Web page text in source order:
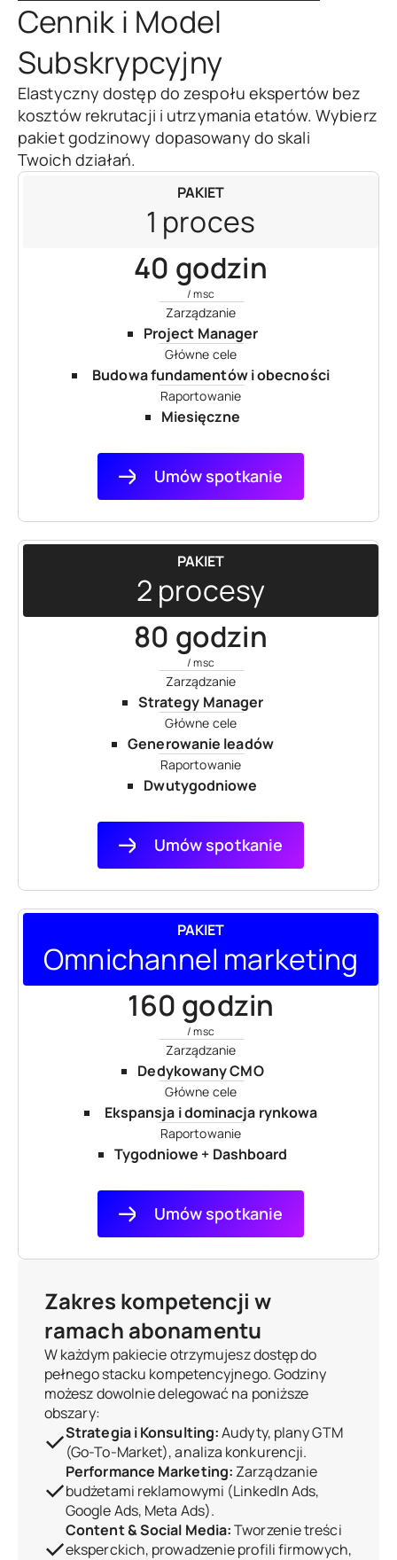
Cennik i Model
Subskrypcyjny
Elastyczny dostęp do zespołu ekspertów bez
kosztów rekrutacji i utrzymania etatów. Wybierz
pakiet godzinowy dopasowany do skali
Twoich działań.
PAKIET
1 proces
40 godzin
/ msc
Zarządzanie
Project Manager
Główne cele
Budowa fundamentów i obecności
Raportowanie
Miesięczne
Umów spotkanie
PAKIET
2 procesy
80 godzin
/ msc
Zarządzanie
Strategy Manager
Główne cele
Generowanie leadów
Raportowanie
Dwutygodniowe
Umów spotkanie
PAKIET
Omnichannel marketing
160 godzin
/ msc
Zarządzanie
Dedykowany CMO
Główne cele
Ekspansja i dominacja rynkowa
Raportowanie
Tygodniowe + Dashboard
Umów spotkanie
Zakres kompetencji w
ramach abonamentu
W każdym pakiecie otrzymujesz dostęp do
pełnego stacku kompetencyjnego. Godziny
możesz dowolnie delegować na poniższe
obszary:
Strategia i Konsulting:Audyty, plany GTM
(Go-To-Market), analiza konkurencji.
Performance Marketing: Zarządzanie
budżetami reklamowymi (LinkedIn Ads,
Google Ads, Meta Ads).
Content & Social Media:Tworzenie treści
eksperckich, prowadzenie profili firmowych,